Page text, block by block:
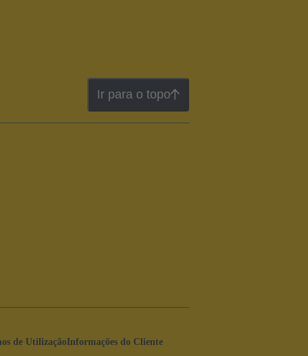
Ir para o topo
de UtilizaçãoInformações do Cliente